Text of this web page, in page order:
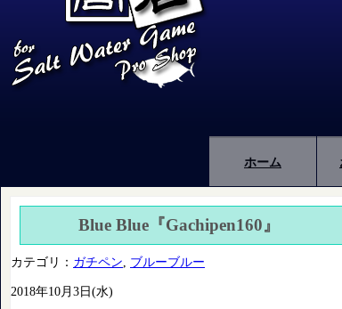
ホーム
Blue Blue『Gachipen160』
カテゴリ： ガチペン ブルーブルー
2018年10月3日(水)